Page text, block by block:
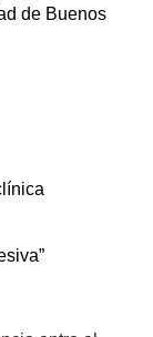
de Buenos